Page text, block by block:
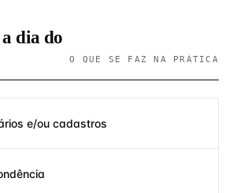
dia do
O QUE SE FAZ NA PRÁTICA
e/ou cadastros